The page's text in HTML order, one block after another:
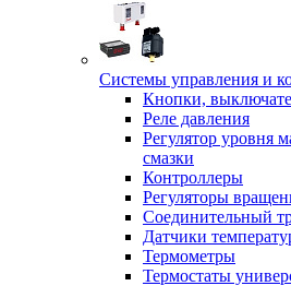
Системы управления и
Кнопки,
Реле давления
Регулятор уровня
смазки
Контроллеры
Регуляторы
Соединительный
Датчики
Термометры
Термостаты